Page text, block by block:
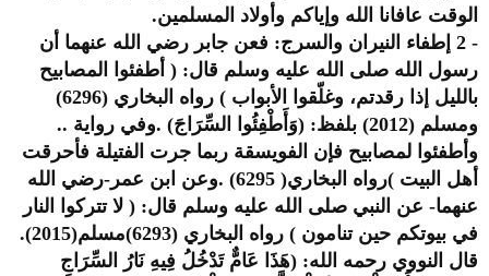
الوقت عافانا الله وإياكم وأولاد المسلمين.
- 2 إطفاء النيران والسرج: فعن جابر رضي الله عنهما أن
رسول الله صلى الله عليه وسلم قال: ( أطفئوا المصابيح
بالليل إذا رقدتم، وغلّقوا الأبواب ) رواه البخاري (6296)
ومسلم (2012) بلفظ: (وَأَطْفِئُوا السِّرَاجَ) .وفي رواية ..
وأطفئوا لمصابيح فإن الفويسقة ربما جرت الفتيلة فأحرقت
أهل البيت )رواه البخاري( 6295) .وعن ابن عمر-رضي الله
عنهما- عن النبي صلى الله عليه وسلم قال: ( لا تتركوا النار
في بيوتكم حين تنامون ) رواه البخاري (6293)مسلم(2015).
قال النووي رحمه الله: (هَذَا عَامٌّ تَدْخُلُ فِيهِ نَارُ السِّرَاجِ